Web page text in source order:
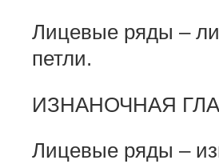
Лицевые ряды –
петли.
ИЗНАНОЧНАЯ
Лицевые ряды –